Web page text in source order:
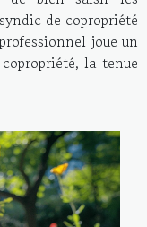
de copropriété
joue un
la tenue